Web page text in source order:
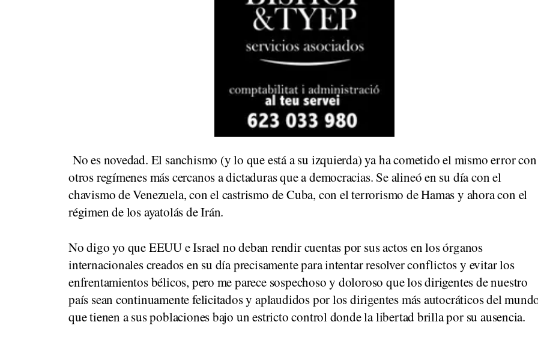
No es novedad. El sanchismo (y lo que está a su izquierda) ya ha cometido el mismo error con
otros regímenes más cercanos a dictaduras que a democracias. Se alineó en su día con el
chavismo de Venezuela, con el castrismo de Cuba, con el terrorismo de Hamas y ahora con el
régimen de los ayatolás de Irán.
No digo yo que EEUU e Israel no deban rendir cuentas por sus actos en los órganos
internacionales creados en su día precisamente para intentar resolver conflictos y evitar los
enfrentamientos bélicos, pero me parece sospechoso y doloroso que los dirigentes de nuestro
país sean continuamente felicitados y aplaudidos por los dirigentes más autocráticos del
que tienen a sus poblaciones bajo un estricto control donde la libertad brilla por su ausencia.